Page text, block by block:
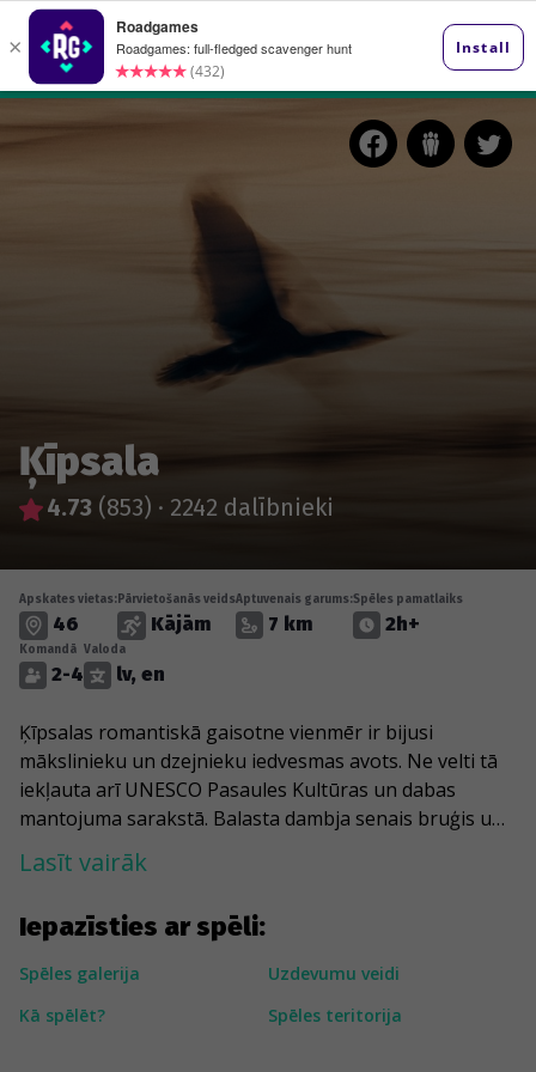
Ķīpsala
4.73 (853) · 2242 dalībnieki
Iepazīsties ar spēli:
Spēles galerija
Uzdevumu veidi
Kā spēlēt?
Spēles teritorija
Apskates vietas:
46
Pārvietošanās veids
Kājām
Aptuvenais garums:
7 km
Spēles pamatlaiks
2h+
Komandā
2-4
Valoda
lv, en
Ķīpsalas romantiskā gaisotne vienmēr ir bijusi
mākslinieku un dzejnieku iedvesmas avots. Ne velti tā
iekļauta arī UNESCO Pasaules Kultūras un dabas
mantojuma sarakstā. Balasta dambja senais bruģis un
unikālā koka arhitektūra te mijas ar fabrikas ēku
ķieģeļiem un mūsdienīgiem arhitektūras risinājumiem.
pilsētiņu, gan iespaidīgo, stikloto Saules akmeni. Īpaša
vieta, kur noteikti piestāt, ir, iespējams, vislabāk
paslēptais muzejs Rīgā - Žaņa Lipkes memoriāls. Te II
pasaules kara laikā viņš slēpa un no nāves izglāba
Lasīt vairāk